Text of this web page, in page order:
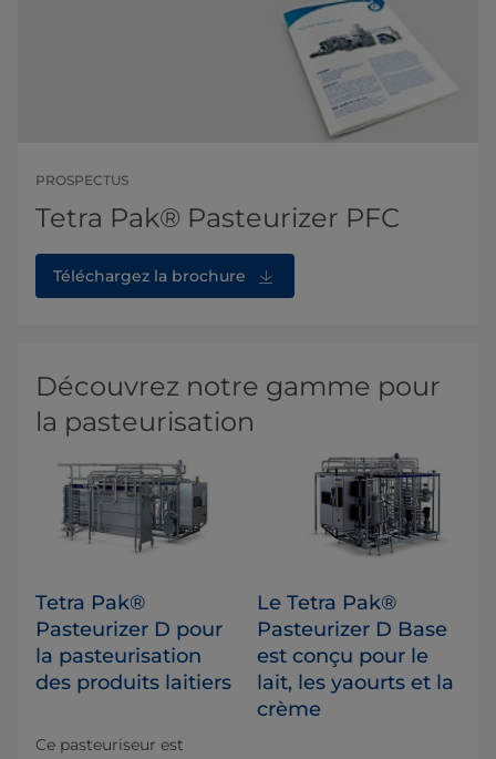
PROSPECTUS
Tetra Pak® Pasteurizer PFC
Téléchargez la brochure
Découvrez notre gamme pour
la pasteurisation
Tetra Pak®
Pasteurizer D pour
la pasteurisation
des produits laitiers
Ce pasteuriseur est
Le Tetra Pak®
Pasteurizer D Base
est conçu pour le
lait, les yaourts et la
crème